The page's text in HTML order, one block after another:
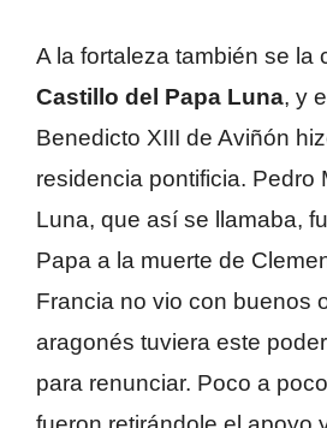
A la fortaleza también se la
Castillo del Papa Luna, y
Benedicto XIII de Aviñón
residencia pontificia. Pedro
Luna, que así se llamaba,
Papa a la muerte de
Francia no vio con buenos
aragonés tuviera este
para renunciar. Poco a